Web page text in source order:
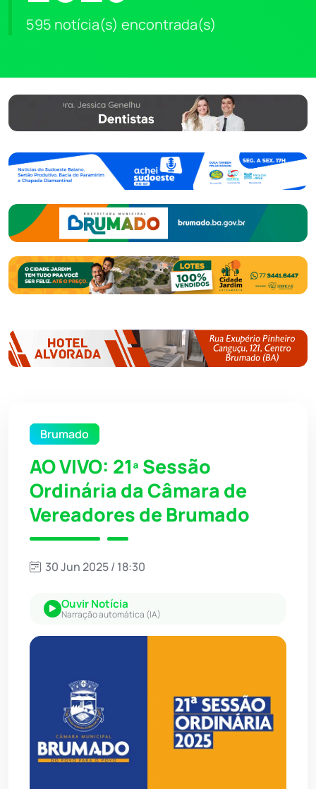
595 notícia(s) encontrada(s)
Brumado
AO VIVO: 21ª Sessão
Ordinária da Câmara de
Vereadores de Brumado
30 Jun 2025 / 18:30
Ouvir Notícia
Narração automática (IA)